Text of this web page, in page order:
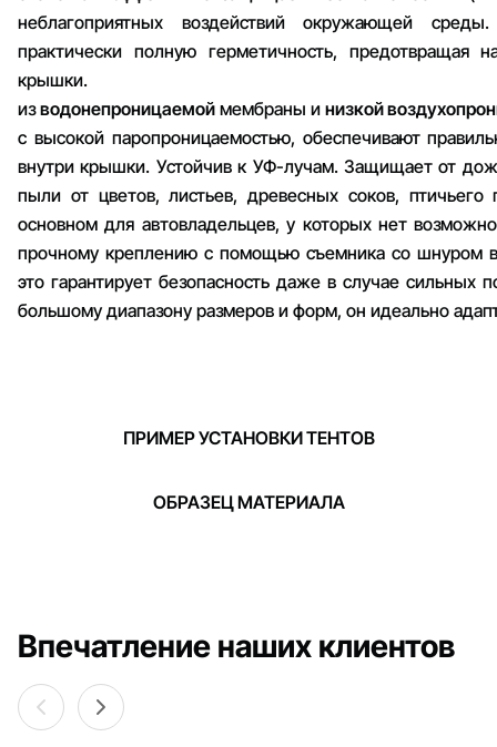
неблагоприятных воздействий окружающей
практически полную герметичность, предотвращая
крышки.
изводонепроницаемой мембраны и низкой
с высокой паропроницаемостью, обеспечивают
внутри крышки. Устойчив к УФ-лучам. Защищает от
пыли от цветов, листьев, древесных соков, птичьего
основном для автовладельцев, у которых нет
прочному креплению с помощью съемника со шнуром
это гарантирует безопасность даже в случае сильных
большому диапазону размеров и форм, он идеально
ПРИМЕР УСТАНОВКИ ТЕНТОВ
ОБРАЗЕЦ МАТЕРИАЛА
Впечатление наших клиентов